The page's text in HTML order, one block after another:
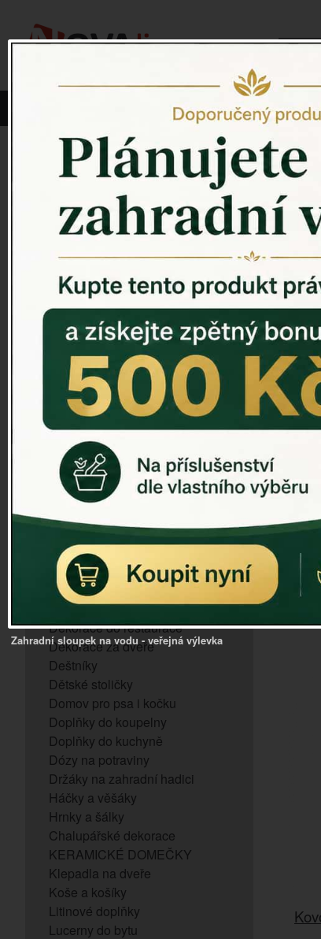
Vyberte si kategorii: NOVINKY
PÍTKO PRO PTÁKY
ZAHRADNÍ SOCHY
ZAHRADNÍ UMYVADLA
PTAČÍ BUDKY
Litinové škrabáky na boty
DEKORACE NA HROB
RETRO KONZOLE
Domovní čísla - litina
DEKORACE NA ZEĎ
ZVONKOHRA
ZVONY A ZVONKY
PTAČÍ KRMÍTKA
SLUNEČNÍ HODINY
Dózy na brambory a zeleninu
VÝPRODEJ - poslední kusy
Andělé, něžné sošky
Aroma lampy
Buddha soška
BUDKY PRO SÝKORKY
Budky pro vrabce
Bytový textil
Dárky pro muže
Dekorace do bytu
Dekorace do restaurace
Dekorace za dveře
Deštníky
Dětské stoličky
Domov pro psa i kočku
Doplňky do koupelny
Doplňky do kuchyně
Dózy na potraviny
Držáky na zahradní hadici
Háčky a věšáky
Hrnky a šálky
Chalupářské dekorace
KERAMICKÉ DOMEČKY
Klepadla na dveře
Koše a košíky
Litinové doplňky
Lucerny do bytu
Zahradní sloupek na vodu - veřejná výlevka